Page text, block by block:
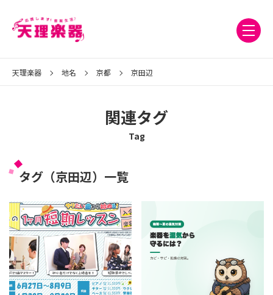
天理楽器 地名 京都 京田辺
関連タグ
Tag
タグ（京田辺）一覧